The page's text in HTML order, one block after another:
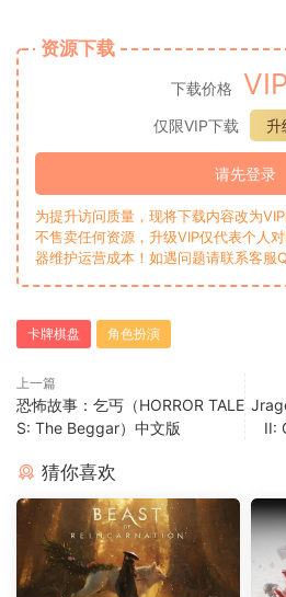
资源下载
下载价格 VIP
仅限VIP下载
升
请先登录
为提升访问质量，现将下载内容改为
不售卖任何资源，升级VIP仅代表个人
器维护运营成本！如遇问题请联系客服
卡牌棋盘 角色扮演
上一篇
恐怖故事：乞丐（HORROR TALE
S: The Beggar）中文版
II:
猜你喜欢